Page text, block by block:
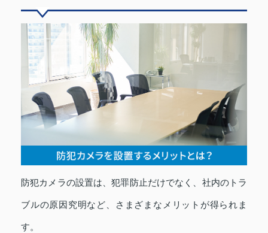
防犯カメラの設置は、犯罪防止だけでなく、社内のトラ
ブルの原因究明など、さまざまなメリットが得られま
す。